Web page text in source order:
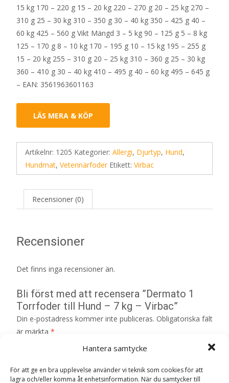
Hantera samtycke
För att ge en bra upplevelse använder vi teknik som cookies för att
lagra och/eller komma åt enhetsinformation. När du samtycker till
15 kg 170 – 220 g 15 – 20 kg 220 – 270 g 20 – 25 kg 270 –
310 g 25 – 30 kg 310 – 350 g 30 – 40 kg 350 – 425 g 40 –
60 kg 425 – 560 g Vikt Mängd 3 – 5 kg 90 – 125 g 5 – 8 kg
125 – 170 g 8 – 10 kg 170 – 195 g 10 – 15 kg 195 – 255 g
15 – 20 kg 255 – 310 g 20 – 25 kg 310 – 360 g 25 – 30 kg
360 – 410 g 30 – 40 kg 410 – 495 g 40 – 60 kg 495 – 645 g
– EAN: 3561963601163
LÄS MERA & KÖP
Artikelnr: 1205 Kategorier: Allergi, Djurtyp, Hund,
Hundmat, Veterinärfoder Etikett: Virbac
Recensioner (0)
Recensioner
Det finns inga recensioner än.
Bli först med att recensera ”Dermato 1
Torrfoder till Hund – 7 kg – Virbac”
Din e-postadress kommer inte publiceras. Obligatoriska fält
är märkta *